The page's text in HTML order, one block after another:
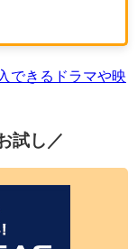
できるドラマや映
試し／